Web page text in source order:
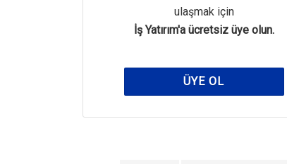
ulaşmak için
İş Yatırım'a ücretsiz üye olun.
ÜYE OL